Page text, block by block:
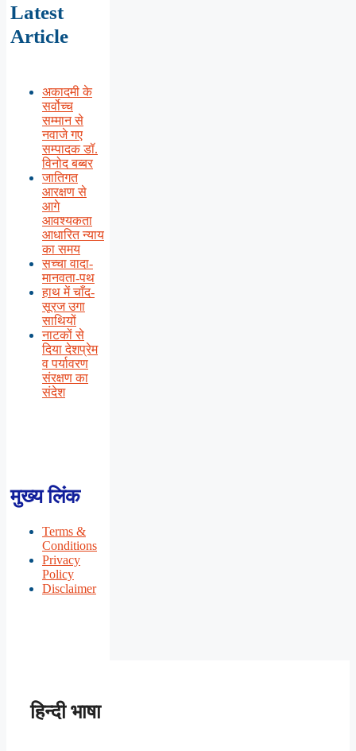
Latest
Article
अकादमी के
सर्वोच्च
सम्मान से
नवाजे गए
सम्पादक डॉ.
विनोद बब्बर
जातिगत
आरक्षण से
आगे
आवश्यकता
आधारित न्याय
का समय
सच्चा वादा-
मानवता-पथ
हाथ में चाँद-
सूरज उगा
साथियों
नाटकों से
दिया देशप्रेम
व पर्यावरण
संरक्षण का
संदेश
मुख्य लिंक
Terms &
Conditions
Privacy
Policy
Disclaimer
हिन्दी भाषा